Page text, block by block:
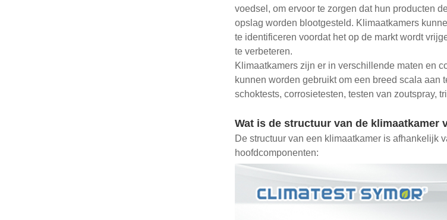
voedsel, om ervoor te zorgen dat hun producten
opslag worden blootgesteld. Klimaatkamers
te identificeren voordat het op de markt wordt
te verbeteren.
Klimaatkamers zijn er in verschillende maten en
kunnen worden gebruikt om een ​​breed scala aan
schoktests, corrosietesten, testen van zoutspray,
Wat is de structuur van de klimaatkamer
De structuur van een klimaatkamer is afhankelijk
hoofdcomponenten: